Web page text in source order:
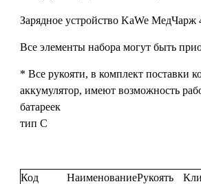
Зарядное устройство KaWe МедЧарж
Все элементы набора могут быть
* Все рукояти, в комплект поставки
аккумулятор, имеют возможность
батареек
тип С
Код НаименованиеРукоять